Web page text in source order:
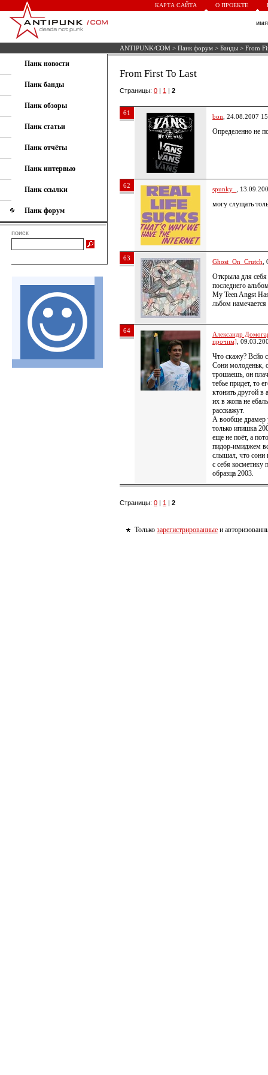
КАРТА САЙТА О ПРОЕКТЕ
ANTIPUNK/COM > Панк форум > Банды > From
Панк новости
Панк банды
Панк обзоры
Панк статьи
Панк отчёты
Панк интервью
Панк ссылки
Панк форум
поиск
From First To Last
Страницы: 0 | 1 | 2
61 bon , 24.08.2007
Определенно не
62 spunky_ ,
могу слущать
63 Ghost_On_Crutch
Открыла для себя
последнего
My Teen Angst
льбом намечается
64
Александр
прочим] ,
Что скажу? Всйо
Сони молоденьк,
трошаешь, он
тебье придет, то
ктонить другой в
их в жопа не
расскажут.
А вообще драмер
только ипишка
еще не поёт, а
пидор-имиджем
слышал, что сони
с себя косметику
образца 2003.
Страницы: 0 | 1 | 2
Только зарегистрированные и